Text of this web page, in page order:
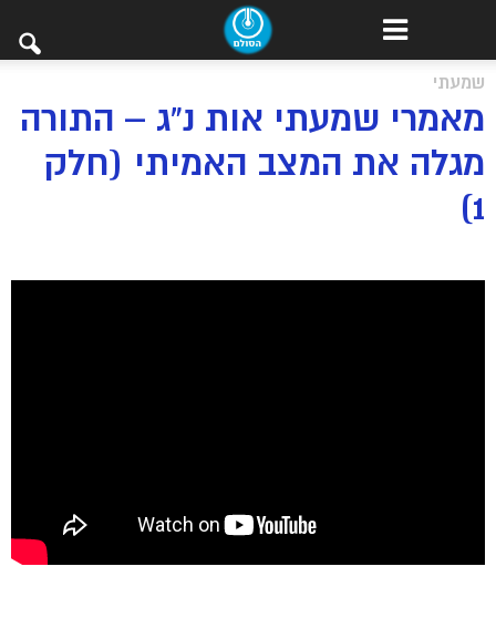
שמעתי
מאמרי שמעתי אות נ”ג – התורה
מגלה את המצב האמיתי (חלק
1)